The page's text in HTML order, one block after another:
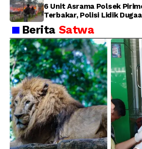
6 Unit Asrama Polsek
Terbakar, Polisi Lidik
Berita Satwa